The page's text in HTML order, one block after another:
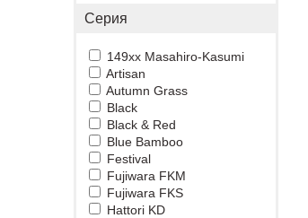
Серия
149xx Masahiro-Kasumi
Artisan
Autumn Grass
Black
Black & Red
Blue Bamboo
Festival
Fujiwara FKM
Fujiwara FKS
Hattori KD